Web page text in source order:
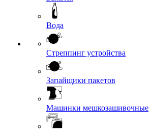
Вода
Стреппинг устройства
Запайщики пакетов
Машинки мешкозашивочные